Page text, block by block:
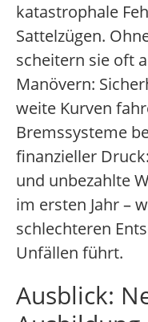
katastrophale
Sattelzügen.
scheitern sie oft
Manövern:
weite Kurven
Bremssysteme
finanzieller
und unbezahlte
im ersten Jahr –
schlechteren
Unfällen führt.
Ausblick: